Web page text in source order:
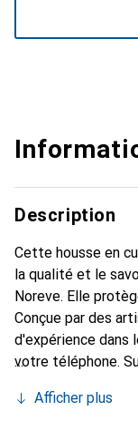
Description
Cette housse en
la qualité et le
Noreve. Elle
Conçue par des
d'expérience dans
votre téléphone.
accessoire chic et
Afficher plus